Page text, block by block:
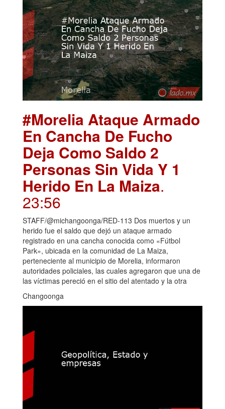
#Morelia Ataque Armado
En Cancha De Fucho
Deja Como Saldo 2
Personas Sin Vida Y 1
Herido En La Maiza.
23:56
STAFF/@michangoonga/RED-113 Dos muertos y un
herido fue el saldo que dejó un ataque armado
registrado en una cancha conocida como «Fútbol
Park», ubicada en la comunidad de La Maiza,
perteneciente al municipio de Morelia, informaron
autoridades policiales, las cuales agregaron que una de
las víctimas pereció en el sitio del atentado y la otra
Changoonga